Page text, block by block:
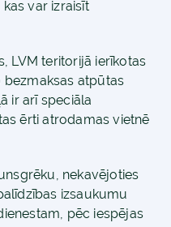
var izraisīt
LVM teritorijā ierīkotas
bezmaksas atpūtas
ir arī speciāla
ērti atrodamas vietnē
nekavējoties
izsaukumu
pēc iespējas